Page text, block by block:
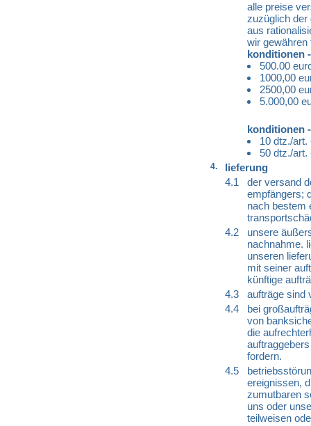
alle preise
zuzüglich der
aus
wir gewähren
konditionen
500.00
1000,00
2500,00
5.000,00
konditionen
10 dtz./art.
50 dtz./art.
4.
lieferung
4.1
der versand
empfängers;
nach bestem
4.2
unsere
nachnahme.
unseren
mit seiner
künftige
4.3
aufträge sind
4.4
bei
von
die
fordern.
4.5
ereignissen,
zumutbaren
uns oder
teilweisen